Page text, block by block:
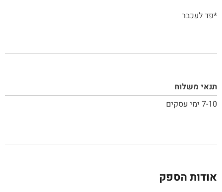
*פד לעכבר
תנאי משלוח
7-10 ימי עסקים
אודות הספק